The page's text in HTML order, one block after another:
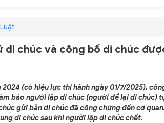
di chúc và công bố di chúc
(có hiệu lực thi hành ngày 01/7/2025),
bảo người lập di chúc (người để lại di chúc)
gửi bản di chúc đã công chứng đến cơ
di chúc sau khi người lập di chúc chết.